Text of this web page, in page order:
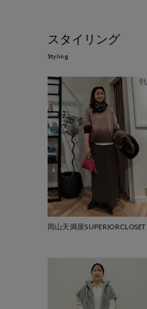
スタイリング
Styling
岡山天満屋SUPERIORCLOSET